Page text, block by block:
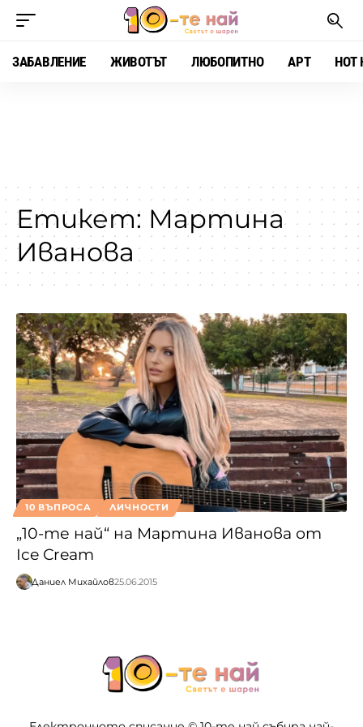
ЗАБАВЛЕНИЕ ЖИВОТЪТ ЛЮБОПИТНО АРТ HOT
Етикет: Мартина
Иванова
10 ВЪПРОСА ЛИЧНОСТИ
„10-те най“ на Мартина Иванова от
Ice Cream
Даниел Михайлов25.06.2015